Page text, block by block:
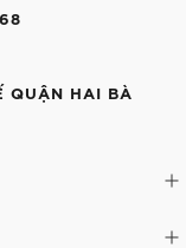
QUẬN HAI BÀ